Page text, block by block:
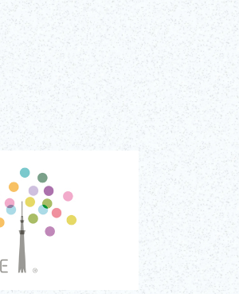
(简体)
(繁體/正體)
าไทย
X (Twitter)
Copy URL